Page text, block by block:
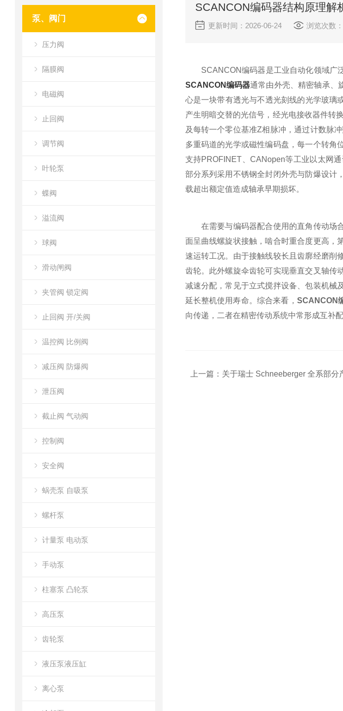
泵、阀门
压力阀
隔膜阀
电磁阀
止回阀
调节阀
叶轮泵
蝶阀
溢流阀
球阀
滑动闸阀
夹管阀 锁定阀
止回阀 开/关阀
温控阀 比例阀
减压阀 防爆阀
泄压阀
截止阀 气动阀
控制阀
安全阀
蜗壳泵 自吸泵
螺杆泵
计量泵 电动泵
手动泵
柱塞泵 凸轮泵
高压泵
齿轮泵
液压泵液压缸
离心泵
SCANCON编码器结构原理解
更新时间：2026-06-24 浏览次数
SCANCON编码器是工业自动化领域广泛
SCANCON编码器通常由外壳、精密轴承、
心是一块带有透光与不透光刻线的光学玻璃
产生明暗交替的光信号，经光电接收器件转
及每转一个零位基准Z相脉冲，通过计数脉
多重码道的光学或磁性编码盘，每一个转角
支持PROFINET、CANopen等工业以太网
部分系列采用不锈钢全封闭外壳与防爆设计
载超出额定值造成轴承早期损坏。
在需要与编码器配合使用的直角传动场合
面呈曲线螺旋状接触，啮合时重合度更高，
速运转工况。由于接触线较长且齿廓经磨削
齿轮。此外螺旋伞齿轮可实现垂直交叉轴传
减速分配，常见于立式搅拌设备、包装机械
延长整机使用寿命。综合来看， SCANCON
向传递，二者在精密传动系统中常形成互补配
上一篇： 关于瑞士 Schneeberger 全系部分